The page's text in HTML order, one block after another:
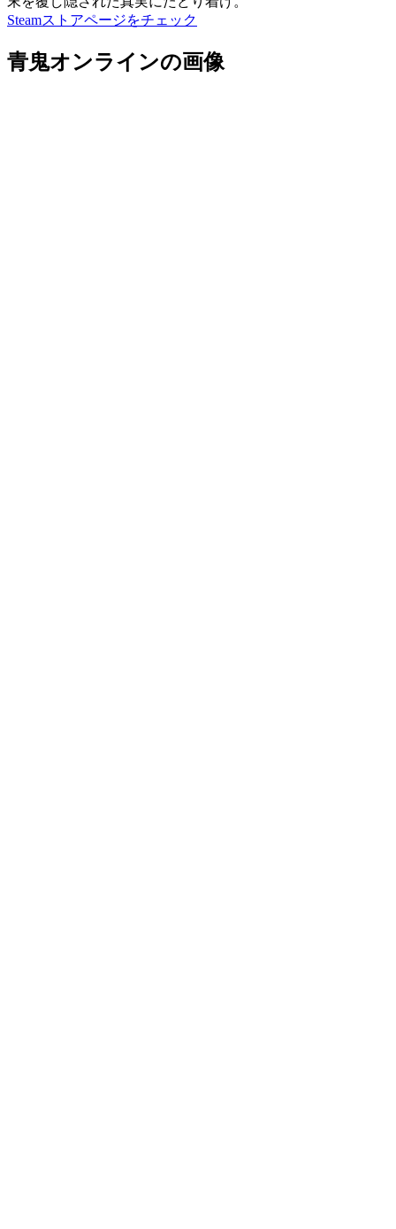
Steamストアページをチェック
青鬼オンラインの画像